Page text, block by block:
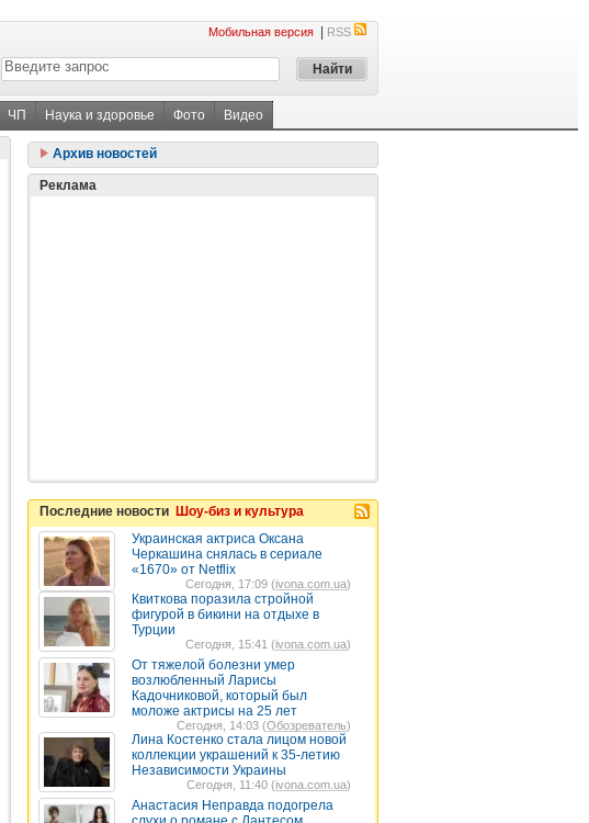
Мобильная версия RSS
ЧП Наука и здоровье Фото Видео
Архив новостей
Реклама
Последние новости Шоу-биз и культура
Украинская актриса Оксана
Черкашина снялась в сериале
«1670» от Netflix
Сегодня, 17:09 (ivona.com.ua)
Квиткова поразила стройной
фигурой в бикини на отдыхе в
Турции
Сегодня, 15:41 (ivona.com.ua)
От тяжелой болезни умер
возлюбленный Ларисы
Кадочниковой, который был
моложе актрисы на 25 лет
Сегодня, 14:03 (Обозреватель)
Лина Костенко стала лицом новой
коллекции украшений к 35-летию
Независимости Украины
Сегодня, 11:40 (ivona.com.ua)
Анастасия Неправда подогрела